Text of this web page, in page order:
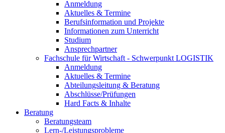
Anmeldung
Aktuelles & Termine
Berufsinformation und Projekte
Informationen zum Unterricht
Studium
Ansprechpartner
Fachschule für Wirtschaft - Schwerpunkt LOGISTIK
Anmeldung
Aktuelles & Termine
Abteilungsleitung & Beratung
Abschlüsse/Prüfungen
Hard Facts & Inhalte
Beratung
Beratungsteam
Lern-/Leistungsprobleme